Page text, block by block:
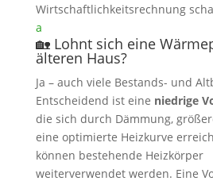
Wirtschaftlichkeitsrechnung
a
🏡 Lohnt sich eine
älteren Haus?
Ja – auch viele Bestands- und
Entscheidend ist eine niedrige
die sich durch Dämmung,
eine optimierte Heizkurve
können bestehende Heizkörper
weiterverwendet werden. Eine